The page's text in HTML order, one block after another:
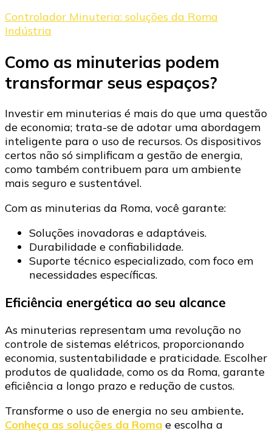
Controlador Minuteria: soluções da Roma
Indústria
Como as minuterias podem
transformar seus espaços?
Investir em minuterias é mais do que uma questão
de economia; trata-se de adotar uma abordagem
inteligente para o uso de recursos. Os dispositivos
certos não só simplificam a gestão de energia,
como também contribuem para um ambiente
mais seguro e sustentável.
Com as minuterias da Roma, você garante:
Soluções inovadoras e adaptáveis.
Durabilidade e confiabilidade.
Suporte técnico especializado, com foco em
necessidades específicas.
Eficiência energética ao seu alcance
As minuterias representam uma revolução no
controle de sistemas elétricos, proporcionando
economia, sustentabilidade e praticidade. Escolher
produtos de qualidade, como os da Roma, garante
eficiência a longo prazo e redução de custos.
Transforme o uso de energia no seu ambiente.
Conheça as soluções da Roma e escolha a